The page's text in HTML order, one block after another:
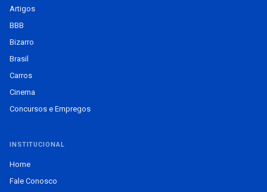
Artigos
BBB
Bizarro
Brasil
Carros
Cinema
Concursos e Empregos
INSTITUCIONAL
Home
Fale Conosco